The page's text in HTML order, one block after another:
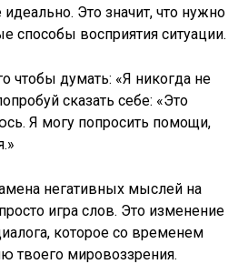
идеально. Это значит, что нужно
способы восприятия ситуации.
чтобы думать: «Я никогда не
сказать себе: «Это
Я могу попросить помощи,
негативных мыслей на
игра слов. Это изменение
которое со временем
твоего мировоззрения.